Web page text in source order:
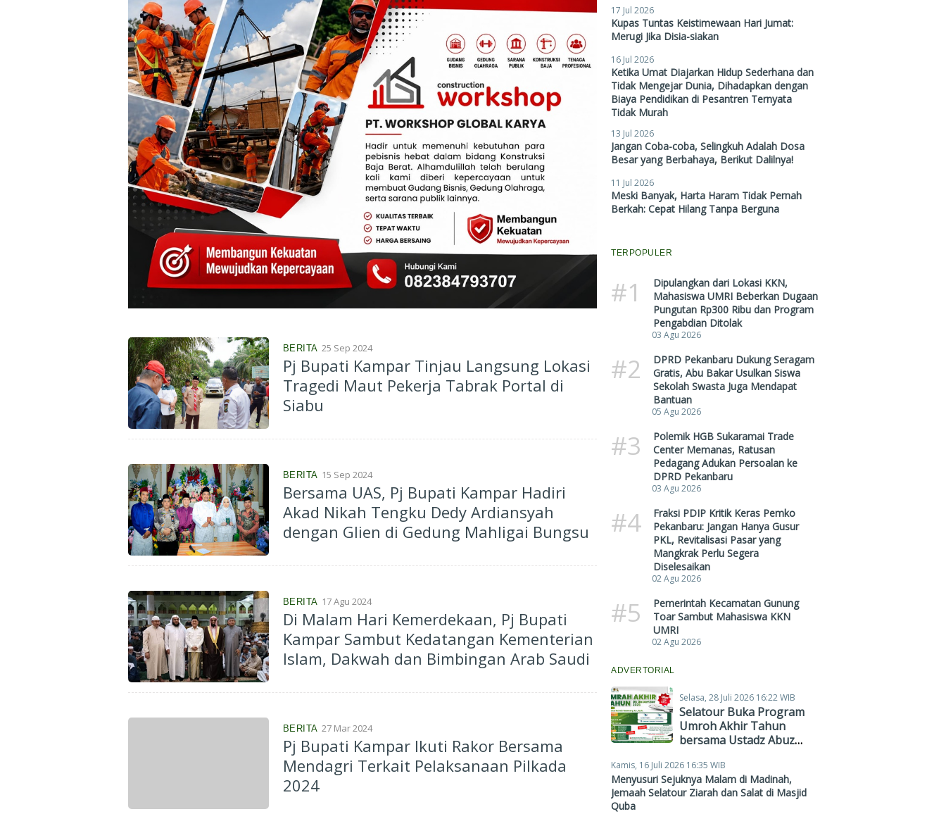
BERITA 25 Sep 2024
Pj Bupati Kampar Tinjau Langsung Lokasi
Tragedi Maut Pekerja Tabrak Portal di
Siabu
BERITA 15 Sep 2024
Bersama UAS, Pj Bupati Kampar Hadiri
Akad Nikah Tengku Dedy Ardiansyah
dengan Glien di Gedung Mahligai Bungsu
BERITA 17 Agu 2024
Di Malam Hari Kemerdekaan, Pj Bupati
Kampar Sambut Kedatangan Kementerian
Islam, Dakwah dan Bimbingan Arab Saudi
BERITA 27 Mar 2024
Pj Bupati Kampar Ikuti Rakor Bersama
Mendagri Terkait Pelaksanaan Pilkada
2024
17 Jul 2026
Kupas Tuntas Keistimewaan Hari Jumat:
Merugi Jika Disia-siakan
16 Jul 2026
Ketika Umat Diajarkan Hidup Sederhana dan
Tidak Mengejar Dunia, Dihadapkan dengan
Biaya Pendidikan di Pesantren Ternyata
Tidak Murah
13 Jul 2026
Jangan Coba-coba, Selingkuh Adalah Dosa
Besar yang Berbahaya, Berikut Dalilnya!
11 Jul 2026
Meski Banyak, Harta Haram Tidak Pernah
Berkah: Cepat Hilang Tanpa Berguna
TERPOPULER
#1
Dipulangkan dari Lokasi KKN,
Mahasiswa UMRI Beberkan Dugaan
Pungutan Rp300 Ribu dan Program
Pengabdian Ditolak
03 Agu 2026
#2
DPRD Pekanbaru Dukung Seragam
Gratis, Abu Bakar Usulkan Siswa
Sekolah Swasta Juga Mendapat
Bantuan
05 Agu 2026
#3
Polemik HGB Sukaramai Trade
Center Memanas, Ratusan
Pedagang Adukan Persoalan ke
DPRD Pekanbaru
03 Agu 2026
#4
Fraksi PDIP Kritik Keras Pemko
Pekanbaru: Jangan Hanya Gusur
PKL, Revitalisasi Pasar yang
Mangkrak Perlu Segera
Diselesaikan
02 Agu 2026
#5
Pemerintah Kecamatan Gunung
Toar Sambut Mahasiswa KKN
UMRI
02 Agu 2026
ADVERTORIAL
Selasa, 28 Juli 2026 16:22 WIB
Selatour Buka Program
Umroh Akhir Tahun
bersama Ustadz Abuz
Mulai Rp38,4 Juta
Kamis, 16 Juli 2026 16:35 WIB
Menyusuri Sejuknya Malam di Madinah,
Jemaah Selatour Ziarah dan Salat di Masjid
Quba